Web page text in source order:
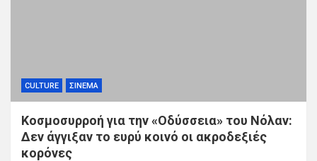
CULTURE ΣΙΝΕΜΑ
Κοσμοσυρροή για την «Οδύσσεια» του Νόλαν:
Δεν άγγιξαν το ευρύ κοινό οι ακροδεξιές
κορόνες